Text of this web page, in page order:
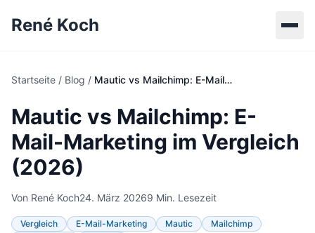
René Koch
Startseite / Blog / Mautic vs Mailchimp: E-Mail-Marketing im Vergleich (2026)
Mautic vs Mailchimp: E-
Mail-Marketing im Vergleich
(2026)
Von René Koch24. März 20269 Min. Lesezeit
Vergleich E-Mail-Marketing Mautic
Mailchimp